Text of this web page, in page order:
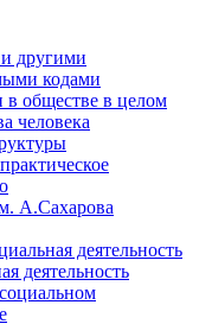
другими
кодами
в обществе в целом
человека
А.Сахарова
деятельность
деятельность